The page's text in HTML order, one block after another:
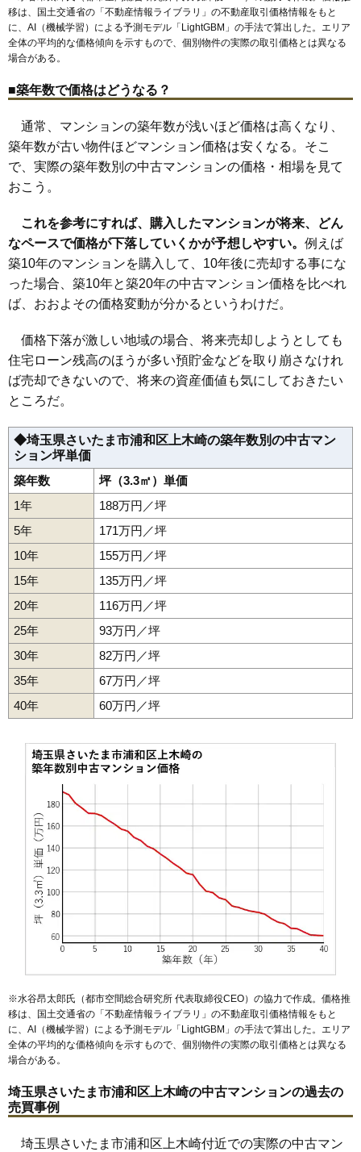
マンションナビで
無料一括査定をする
住所 埼玉県さいたま市浦和区上木崎5丁目
交通 与野駅（10分）
相場 3,990万円～4,290万円
(56.2万円/㎡~60.4万円/㎡)
無料一括査定をする
ハイホーム浦和3番館
住所 埼玉県さいたま市浦和区上木崎5丁目
交通 与野駅（14分）
相場 2,890万円～3,190万円
(45.9万円/㎡~50.6万円/㎡)
マンションナビで
ライオンズマンション浦和西高前
住所 埼玉県さいたま市浦和区上木崎7丁目
交通 与野駅（17分）
相場 2,400万円～2,600万円
(40.0万円/㎡~43.3万円/㎡)
マンションナビで
無料一括査定をする
レーベン浦和上木崎project
住所 埼玉県さいたま市浦和区上木崎1丁目
交通 与野駅（4分）、さいたま新都心駅（12分）
相場 7,380万円～7,780万円
マンションナビで
無料一括査定をする
ライフピア与野ステーションサイド
住所 埼玉県さいたま市浦和区上木崎1丁目
交通
相場 4,590万円～4,890万円
マンションナビで
無料一括査定をする
アイディーコート与野ステーションゲート
住所 埼玉県さいたま市浦和区上木崎1丁目
交通 与野駅（2分）
相場
(68.7万円/㎡~73.6万円/㎡)
無料一括査定をする
移は、国土交通省の「不動産情報ライブラリ 」の不動産取引価格情報をもと
に、AI（機械学習）による予測モデル「LightGBM」の手法で算出した。エリア
全体の平均的な価格傾向を示すもので、個別物件の実際の取引価格とは異なる
場合がある。
■築年数で価格はどうなる？
通常、マンションの築年数が浅いほど価格は高くなり、
築年数が古い物件ほどマンション価格は安くなる。そこ
で、実際の築年数別の中古マンションの価格・相場を見て
おこう。
これを参考にすれば、購入したマンションが将来、どん
なペースで価格が下落していくかが予想しやすい。 例えば
築10年のマンションを購入して、10年後に売却する事にな
った場合、築10年と築20年の中古マンション価格を比べれ
ば、おおよその価格変動が分かるというわけだ。
価格下落が激しい地域の場合、将来売却しようとしても
住宅ローン残高のほうが多い預貯金などを取り崩さなけれ
ば売却できないので、将来の資産価値も気にしておきたい
ところだ。
◆埼玉県さいたま市浦和区上木崎の築年数別の中古マン
ション坪単価
築年数
坪（3.3㎡）単価
1年
188万円／坪
5年
171万円／坪
10年
155万円／坪
15年
135万円／坪
20年
116万円／坪
25年
93万円／坪
30年
82万円／坪
35年
67万円／坪
40年
60万円／坪
※水谷昂太郎氏（都市空間総合研究所 代表取締役CEO）の協力で作成。価格推
移は、国土交通省の「 不動産情報ライブラリ 」の不動産取引価格情報をもと
に、AI（機械学習）による予測モデル「LightGBM」の手法で算出した。エリア
全体の平均的な価格傾向を示すもので、個別物件の実際の取引価格とは異なる
場合がある。
埼玉県さいたま市浦和区上木崎の中古マンションの過去の
売買事例
埼玉県さいたま市浦和区上木崎付近での実際の中古マン
上木崎木崎岸町北浦和皇山町駒場 神明 瀬ケ崎大東高砂常盤
仲町針ケ谷東岸町東仲町前地 元町本太領家
浦和駅与野駅北浦和駅